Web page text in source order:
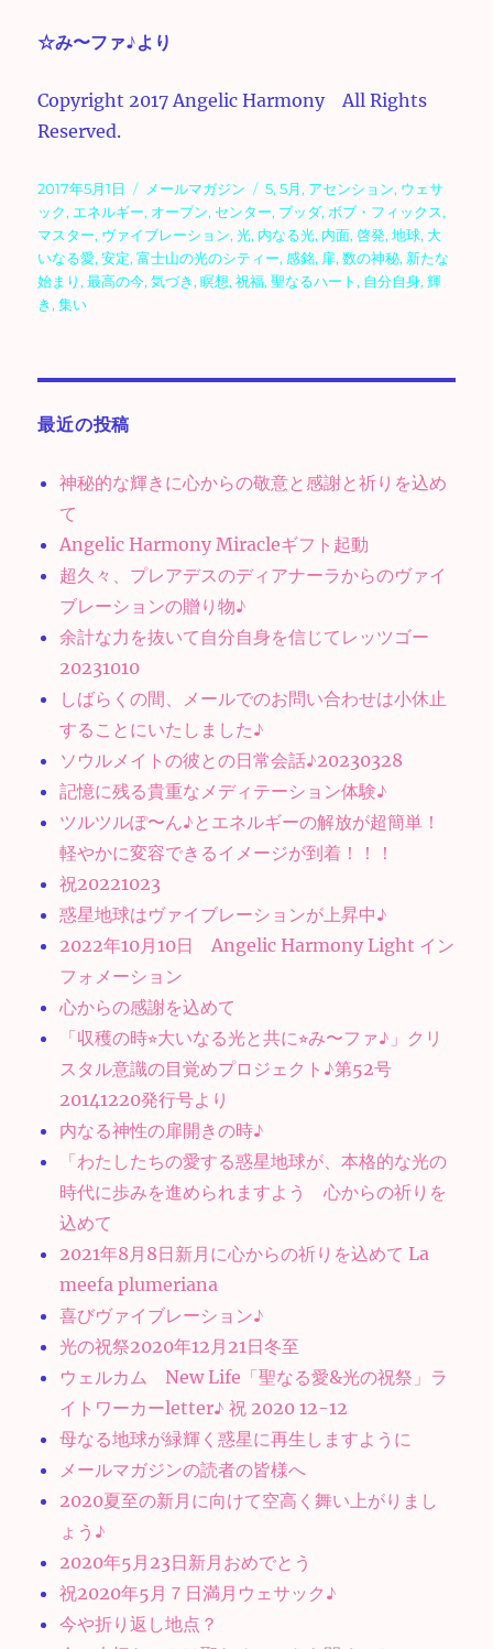
☆み〜ファ♪より
Copyright 2017 Angelic Harmony All Rights
Reserved.
投
稿
日:
2017年5月1日
カ
テ
ゴ
リ
ー
メールマガジン
タ
グ
5,5月, アセンション, ウェサ
ック, エネルギー, オープン, センター, ブッダ,ボブ・フィックス,
マスター, ヴァイブレーション,光, 内なる光, 内面,啓発,地球, 大
いなる愛,安定,富士山の光のシティー,感銘, 扉,数の神秘, 新たな
始まり,最高の今,気づき,瞑想,祝福,聖なるハート, 自分自身,輝
き,集い
最近の投稿
神秘的な輝きに心からの敬意と感謝と祈りを込め
て
Angelic Harmony Miracleギフト起動
超久々、プレアデスのディアナーラからのヴァイ
ブレーションの贈り物♪
余計な力を抜いて自分自身を信じてレッツゴー
20231010
しばらくの間、メールでのお問い合わせは小休止
することにいたしました♪
ソウルメイトの彼との日常会話♪20230328
記憶に残る貴重なメディテーション体験♪
ツルツルぽ〜ん♪とエネルギーの解放が超簡単！
軽やかに変容できるイメージが到着！！！
祝20221023
惑星地球はヴァイブレーションが上昇中♪
2022年10月10日 Angelic Harmony Light イン
フォメーション
心からの感謝を込めて
「収穫の時⭐︎大いなる光と共に⭐︎み〜ファ♪」クリ
スタル意識の目覚めプロジェクト♪第52号
20141220発行号より
内なる神性の扉開きの時♪
「わたしたちの愛する惑星地球が、本格的な光の
時代に歩みを進められますよう 心からの祈りを
込めて
2021年8月8日新月に心からの祈りを込めて La
meefa plumeriana
喜びヴァイブレーション♪
光の祝祭2020年12月21日冬至
ウェルカム New Life「聖なる愛&光の祝祭」ラ
イトワーカーletter♪ 祝 2020 12-12
母なる地球が緑輝く惑星に再生しますように
メールマガジンの読者の皆様へ
2020夏至の新月に向けて空高く舞い上がりまし
ょう♪
2020年5月23日新月おめでとう
祝2020年5月７日満月ウェサック♪
今や折り返し地点？